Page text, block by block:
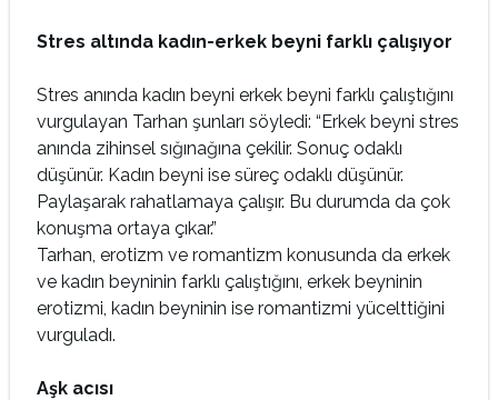
Stres altında kadın-erkek beyni farklı çalışıyor
Stres anında kadın beyni erkek beyni farklı çalıştığını
vurgulayan Tarhan şunları söyledi: “Erkek beyni stres
anında zihinsel sığınağına çekilir. Sonuç odaklı
düşünür. Kadın beyni ise süreç odaklı düşünür.
Paylaşarak rahatlamaya çalışır. Bu durumda da çok
konuşma ortaya çıkar.”
Tarhan, erotizm ve romantizm konusunda da erkek
ve kadın beyninin farklı çalıştığını, erkek beyninin
erotizmi, kadın beyninin ise romantizmi yücelttiğini
vurguladı.
Aşk acısı